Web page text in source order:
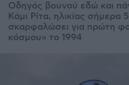
Οδηγός βουνού εδώ και
Κάμι Ρίτα, ηλικίας σήμερα
σκαρφαλώσει για πρώτη
κόσμου» το 1994